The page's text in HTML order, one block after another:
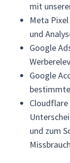
mit
Meta
und
Google
Google
und zum
Missbrauch